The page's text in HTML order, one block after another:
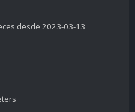
desde 2023-03-13